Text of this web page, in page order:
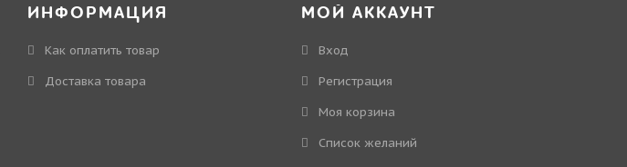
ИНФОРМАЦИЯ
Как оплатить товар
Доставка товара
МОЙ АККАУНТ
Вход
Регистрация
Моя корзина
Cписок желаний